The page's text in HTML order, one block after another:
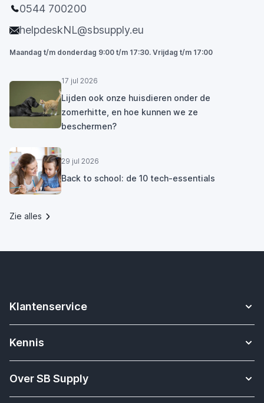
0544 700200
helpdeskNL@sbsupply.eu
Maandag t/m donderdag 9:00 t/m 17:30. Vrijdag t/m 17:00
17 jul 2026
Lijden ook onze huisdieren onder de
zomerhitte, en hoe kunnen we ze
beschermen?
29 jul 2026
Back to school: de 10 tech-essentials
Zie alles
Klantenservice
Contact
Verzending & bezorging
Kennis
Apple Watch bandjes kennisbank
Over SB Supply